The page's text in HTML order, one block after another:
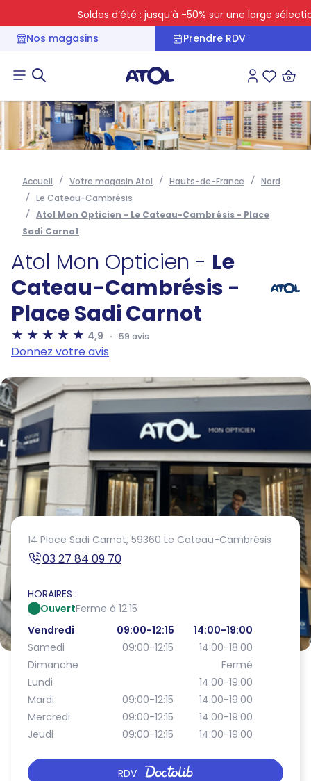
Soldes d’été : jusqu’à -50% sur une large sélection
Nos magasins
Prendre RDV
Connexion
Accueil Votre magasin Atol Hauts-de-France
Nord
Le Cateau-Cambrésis
Atol Mon Opticien - Le Cateau-Cambrésis - Place
Sadi Carnot
Atol Mon Opticien - Le
Cateau-Cambrésis -
Place Sadi Carnot
4,9 59 avis
Donnez votre avis
14 Place Sadi Carnot, 59360 Le Cateau-Cambrésis
03 27 84 09 70
HORAIRES :
OuvertFerme à 12:15
Vendredi
09:00-12:15
14:00-19:00
Samedi
09:00-12:15
14:00-18:00
Dimanche
Fermé
Lundi
14:00-19:00
Mardi
09:00-12:15
14:00-19:00
Mercredi
09:00-12:15
14:00-19:00
Jeudi
09:00-12:15 14:00-19:00
RDV